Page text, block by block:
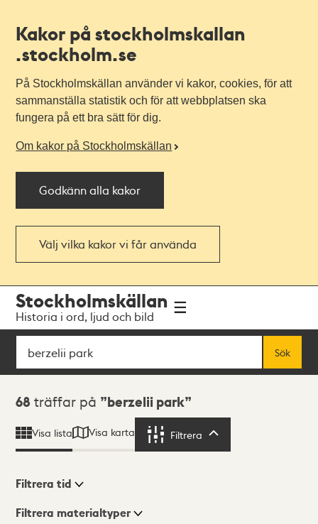
Kakor på stockholmskallan
.stockholm.se
På Stockholmskällan använder vi kakor, cookies, för att
sammanställa statistik och för att webbplatsen ska
fungera på ett bra sätt för dig.
Om kakor på Stockholmskällan
Godkänn alla kakor
Välj vilka kakor vi får använda
navigationen
huvudinnehållet
Stockholmskällan
Historia i ord, ljud och bild
Sök
Sök
Sökresultat
68 träffar på berzelii park
Visa lista Visa karta Filtrera
Visningsläge
Filtrera tid
Filtrera materialtyper